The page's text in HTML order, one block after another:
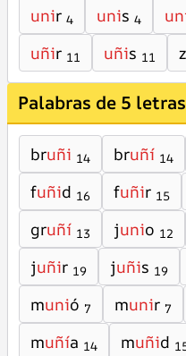
unir 4 unis 4
uñir 11 uñis 11 z
Palabras de 5 letras
bruñi 14 bruñí 14
fuñid 16 fuñir 15
gruñí 13 junio 12
juñir 19 juñis 19
munió 7 munir 7
muñía 14 muñid